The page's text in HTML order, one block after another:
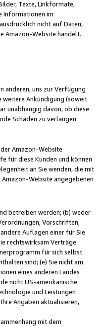
Texte, Linkformate,
Informationen im
nicht auf Daten,
Amazon-Website handelt.
anderen, uns zur Verfügung
weitere Ankündigung (soweit
unabhängig davon, ob diese
Schäden zu verlangen.
Amazon-Website
für diese Kunden und können
an Sie wenden, die mit
Website angegebenen
betreiben werden; (b) weder
Vorschriften,
Auflagen einer für Sie
rechtswirksam Verträge
für sich selbst
sind; (e) Sie nicht am
eines anderen Landes
nicht US-amerikanische
und Leistungen
Angaben aktualisieren,
mit dem